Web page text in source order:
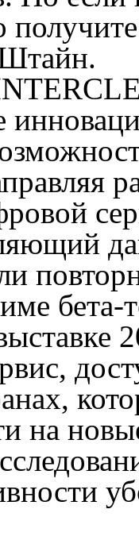
бета-
на